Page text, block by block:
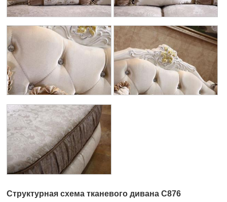
Структурная схема тканевого дивана C876